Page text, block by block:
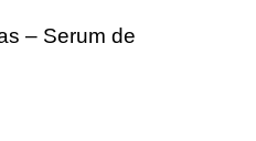
Concept
– Serum de